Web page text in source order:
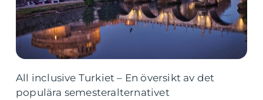
All inclusive Turkiet – En översikt av det
populära semesteralternativet